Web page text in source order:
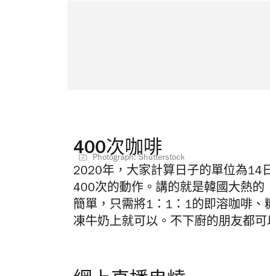
400次咖啡
Photograph: Shutterstock
2020年，大家計算日子的單位為14
400次的動作。講的就是韓國大熱的
簡單，只需將1：1：1的即溶咖啡
凍牛奶上就可以。不下廚的朋友都